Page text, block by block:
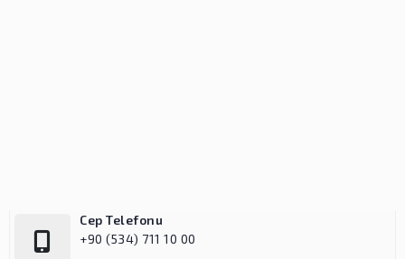
Cep Telefonu
+90 (534) 711 10 00